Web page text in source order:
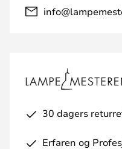
30 dagers
Erfaren og